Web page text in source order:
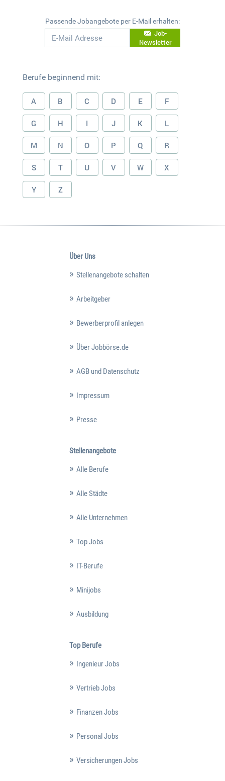
Passende Jobangebote per E-Mail erhalten:
Job-
Newsletter
Berufe beginnend mit:
A B C D E F
G H I J K L
M N O P Q R
S T U V W X
Y Z
Über Uns
Stellenangebote schalten
Arbeitgeber
Bewerberprofil anlegen
Über Jobbörse.de
AGB und Datenschutz
Impressum
Presse
Stellenangebote
Alle Berufe
Alle Städte
Alle Unternehmen
Top Jobs
IT-Berufe
Minijobs
Ausbildung
Top Berufe
Ingenieur Jobs
Vertrieb Jobs
Finanzen Jobs
Personal Jobs
Versicherungen Jobs